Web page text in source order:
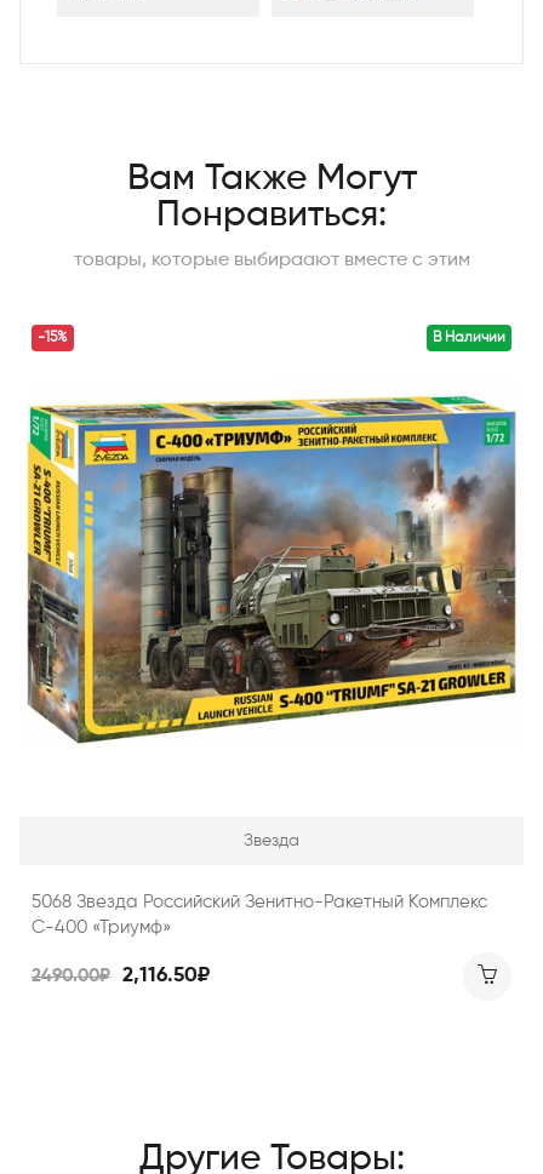
Вам Также Могут
Понравиться:
товары, которые выбираают вместе с этим
В Наличии
-15%
Звезда
5068 Звезда Российский Зенитно-Ракетный Комплекс
С-400 «Триумф»
2490.00₽ 2,116.50₽
Другие Товары: